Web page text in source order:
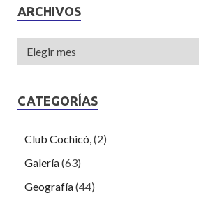
ARCHIVOS
CATEGORÍAS
Club Cochicó, (2)
Galería(63)
Geografía(44)